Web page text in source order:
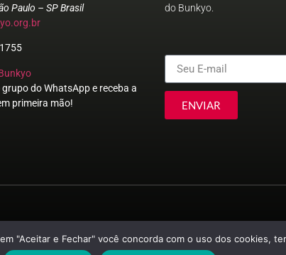
Paulo – SP Brasil
do WhatsApp e receba a
primeira mão!
do Bunkyo.
ENVIAR
"Aceitar e Fechar" você concorda com o uso dos cookies,